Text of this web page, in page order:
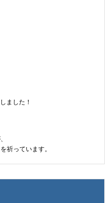
ました！
祈っています。